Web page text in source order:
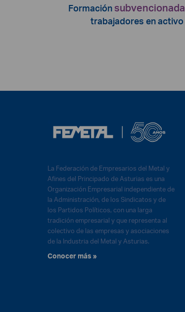
Formación subvencionada
trabajadores en activo
La Federación de Empresarios del Metal y
Afines del Principado de Asturias es una
Organización Empresarial independiente de
la Administración, de los Sindicatos y de
los Partidos Políticos, con una larga
tradición empresarial y que representa al
colectivo de las empresas y asociaciones
de la Industria del Metal y Asturias.
Conocer más »